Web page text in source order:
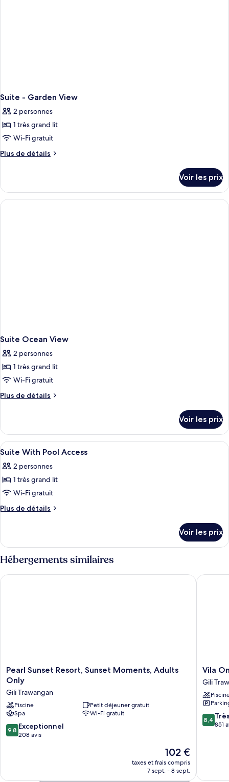
Suite - Garden View
2 personnes
1 très grand lit
Wi-Fi gratuit
Plus de détails
Plus
le
type
de
Voir les prix
Suite Ocean View
2 personnes
1 très grand lit
Wi-Fi gratuit
Plus de détails
Plus
le
type
de
Suite
Ocean
Voir les prix
Afficher
toutes
les
photos
pour
ce
chambre :
Suite
With
Pool
Une chambre d’hôtel avec un lit, un
10
Suite With Pool Access
2 personnes
1 très grand lit
Wi-Fi gratuit
Plus de détails
Plus
le
type
de
Suite
Voir les prix
Hébergements similaires
Pearl
Sunset
Resort,
Sunset
Moments,
Adults
Only
Gili
Pearl Sunset Resort, Sunset Moments, Adults
Only
Gili Trawangan
Piscine
Petit déjeuner gratuit
Spa
Wi-Fi gratuit
9.8
sur
9,8 Exceptionnel
208 avis
Le
nouveau
prix
102 €
taxes et frais compris
7 sept. - 8 sept.
Pearl Sunset Resort, Sunset Moments, Adults Only
Vila
Ombak
Hotel
Gili
Vila
Gili
8.4
sur
8,4
851
Vila